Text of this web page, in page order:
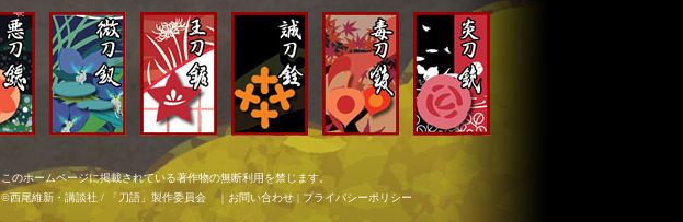
通常盤(CD)
KSCL2255 / ￥1,200(tax in)
このホームページに掲載されている著作物の無断利用を禁じます。
©西尾維新・講談社 / 「刀語」製作委員会 ｜ お問い合わせ | プライバシーポリシー